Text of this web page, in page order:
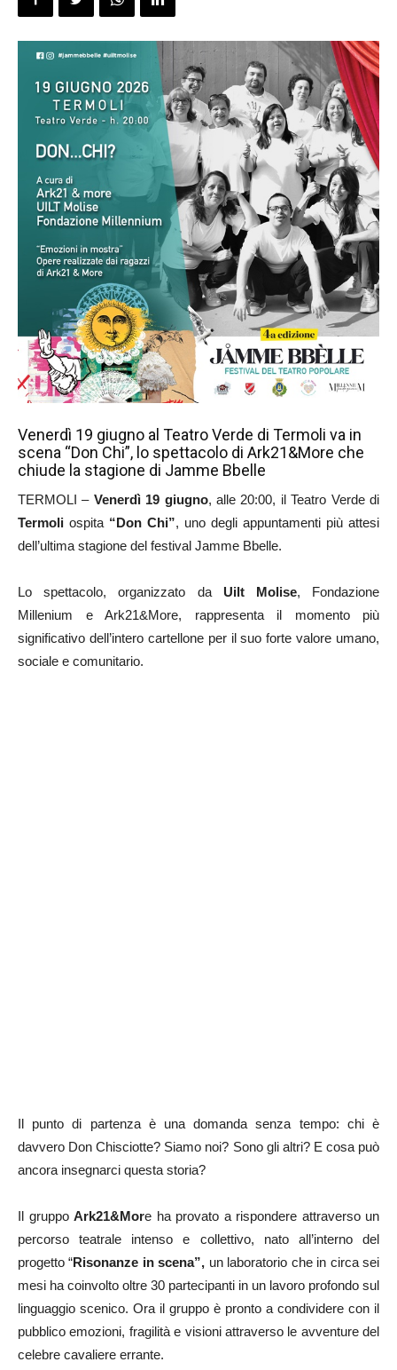
Venerdì 19 giugno al Teatro Verde di Termoli va in
scena “Don Chi”, lo spettacolo di Ark21&More che
chiude la stagione di Jamme Bbelle
TERMOLI – Venerdì 19 giugno, alle 20:00, il Teatro Verde di
Termoli ospita “Don Chi”, uno degli appuntamenti più attesi
dell’ultima stagione del festival Jamme Bbelle.
Lo spettacolo, organizzato da Uilt Molise, Fondazione
Millenium e Ark21&More, rappresenta il momento più
significativo dell’intero cartellone per il suo forte valore umano,
sociale e comunitario.
Il punto di partenza è una domanda senza tempo: chi è
davvero Don Chisciotte? Siamo noi? Sono gli altri? E cosa può
ancora insegnarci questa storia?
Il gruppo Ark21&More ha provato a rispondere attraverso un
percorso teatrale intenso e collettivo, nato all’interno del
progetto “Risonanze in scena”, un laboratorio che in circa sei
mesi ha coinvolto oltre 30 partecipanti in un lavoro profondo sul
linguaggio scenico. Ora il gruppo è pronto a condividere con il
pubblico emozioni, fragilità e visioni attraverso le avventure del
celebre cavaliere errante.